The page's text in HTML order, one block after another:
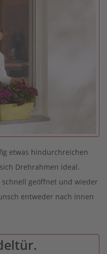
etwas hindurchreichen
Drehrahmen ideal.
geöffnet und wieder
entweder nach innen